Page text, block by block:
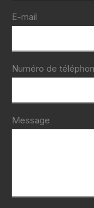
E-mail
Numéro de
Message